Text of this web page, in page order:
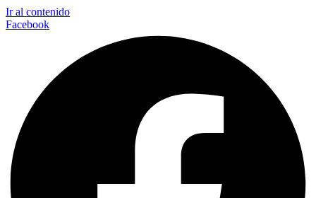
Ir al contenido
Facebook